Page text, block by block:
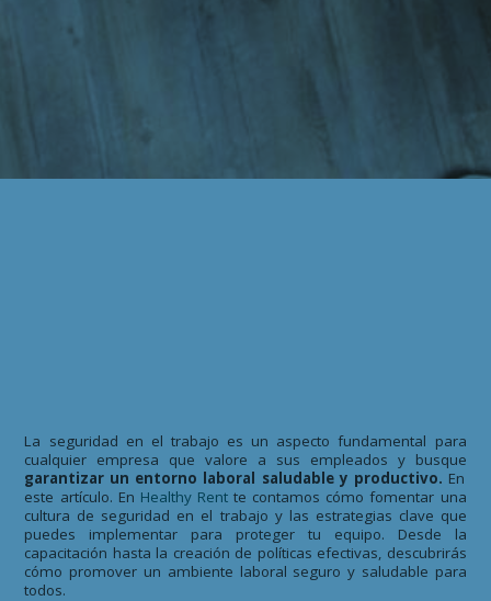
La seguridad en el trabajo es un aspecto fundamental para
cualquier empresa que valore a sus empleados y busque
garantizar un entorno laboral saludable y productivo. En
este artículo. En Healthy Rentte contamos cómo fomentar una
cultura de seguridad en el trabajo y las estrategias clave que
puedes implementar para proteger tu equipo. Desde la
capacitación hasta la creación de políticas efectivas, descubrirás
cómo promover un ambiente laboral seguro y saludable para
todos.